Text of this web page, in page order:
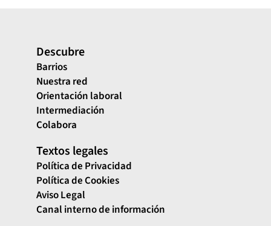
Descubre
Barrios
Nuestra red
Orientación laboral
Intermediación
Colabora
Textos legales
Política de Privacidad
Política de Cookies
Aviso Legal
Canal interno de información